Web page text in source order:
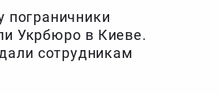
пограничники
Укрбюро в Киеве.
сотрудникам